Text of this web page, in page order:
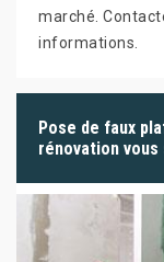
marché.
informations.
Pose de faux
rénovation